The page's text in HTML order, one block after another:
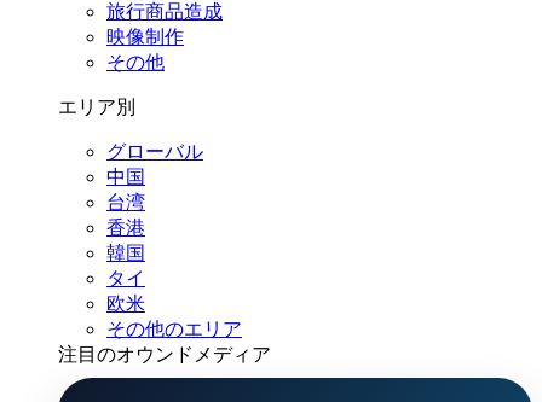
旅行商品造成
映像制作
その他
エリア別
グローバル
中国
台湾
香港
韓国
タイ
欧米
その他のエリア
注目のオウンドメディア